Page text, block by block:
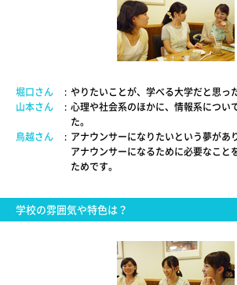
堀口さん : やりたいことが、学べる大学だと思っ
山本さん
: 心理や社会系のほかに、情報系につい
た。
鳥越さん
: アナウンサーになりたいという夢があり
アナウンサーになるために必要なこと
ためです。
学校の雰囲気や特色は？